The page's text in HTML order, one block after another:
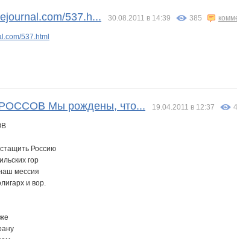
537.h... 30.08.2011 в 14:39 385
537.html
Мы рождены, что... 19.04.2011 в 12:37
Россию
гор
мессия
и вор.